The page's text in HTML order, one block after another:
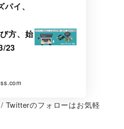
イ、
方、始
23
/ Twitterのフォローはお気軽